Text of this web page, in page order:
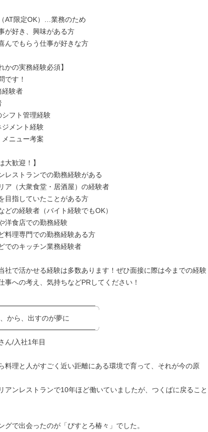
AT限定OK）…業務のため
が好き、興味がある方
んでもらう仕事が好きな方
かの実務経験必須】
です！
経験者
シフト管理経験
ジメント経験
ニュー考案
大歓迎！】
レストランでの勤務経験がある
ア（大衆食堂・居酒屋）の経験者
目指していたことがある方
どの経験者（バイト経験でもOK）
洋食店での勤務経験
料理専門での勤務経験ある方
でのキッチン業務経験者
社で活かせる経験は多数あります！ぜひ面接に際は今までの経験
事への考え、気持ちなどPRしてください！
ん/入社1年目
料理と人がすごく近い距離にある環境で育って、それが今の原
アンレストランで10年ほど働いていましたが、つくばに戻ること
グで出会ったのが「びすとろ椿々」でした。